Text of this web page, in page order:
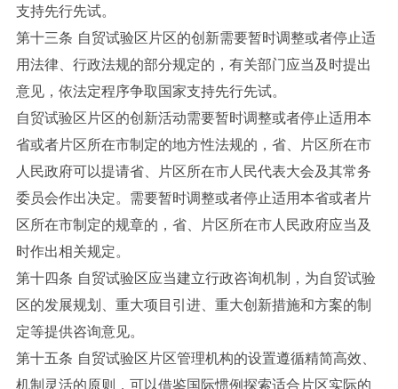
支持先行先试。
第十三条 自贸试验区片区的创新需要暂时调整或者停止适
用法律、行政法规的部分规定的，有关部门应当及时提出
意见，依法定程序争取国家支持先行先试。
自贸试验区片区的创新活动需要暂时调整或者停止适用本
省或者片区所在市制定的地方性法规的，省、片区所在市
人民政府可以提请省、片区所在市人民代表大会及其常务
委员会作出决定。需要暂时调整或者停止适用本省或者片
区所在市制定的规章的，省、片区所在市人民政府应当及
时作出相关规定。
第十四条 自贸试验区应当建立行政咨询机制，为自贸试验
区的发展规划、重大项目引进、重大创新措施和方案的制
定等提供咨询意见。
第十五条 自贸试验区片区管理机构的设置遵循精简高效、
机制灵活的原则，可以借鉴国际惯例探索适合片区实际的